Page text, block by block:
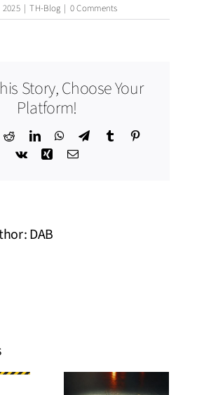
2025 | TH-Blog | 0 Comments
Story, Choose Your
Platform!
RedditLinkedInWhatsApp
TelegramTumblr
Vk
XingEmail
DAB
Promise You
Made“ –